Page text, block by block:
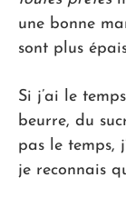
une bonne
sont plus
Si j’ai le
beurre, du
pas le temps,
je reconnais